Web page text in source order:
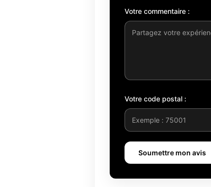
Votre commentaire :
Votre code postal :
Soumettre mon avis